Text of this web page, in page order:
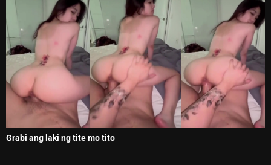
Grabi ang laki ng tite mo tito